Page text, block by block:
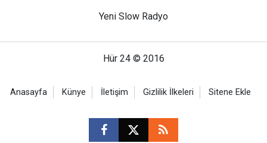
Yeni Slow Radyo
Hür 24 © 2016
Anasayfa Künye İletişim Gizlilik İlkeleri Sitene Ekle